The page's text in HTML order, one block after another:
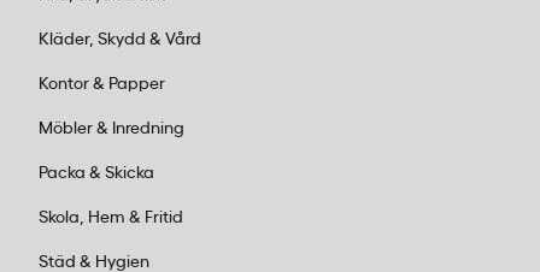
Kläder, Skydd & Vård
Kontor & Papper
Möbler & Inredning
Packa & Skicka
Skola, Hem & Fritid
Städ & Hygien